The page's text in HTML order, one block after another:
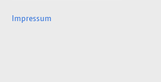
Impressum